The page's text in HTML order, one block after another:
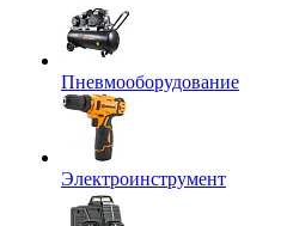
Пневмооборудование
Электроинструмент